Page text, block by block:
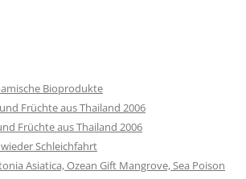
Bioprodukte
Früchte aus Thailand 2006
Früchte aus Thailand 2006
Schleichfahrt
Asiatica, Ozean Gift Mangrove, Sea Poison